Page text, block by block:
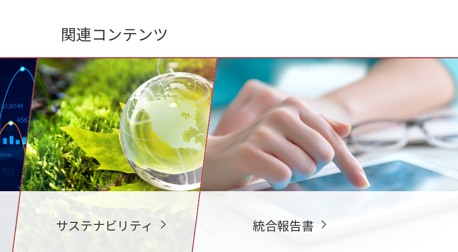
関連コンテンツ
サステナビリティ 統合報告書